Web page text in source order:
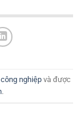
nghiệpvà được
.